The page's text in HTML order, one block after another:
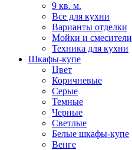
9 кв. м.
Все для кухни
Варианты отделки
Мойки и смесители
Техника для кухни
Шкафы-купе
Цвет
Коричневые
Серые
Темные
Черные
Светлые
Белые шкафы-купе
Венге